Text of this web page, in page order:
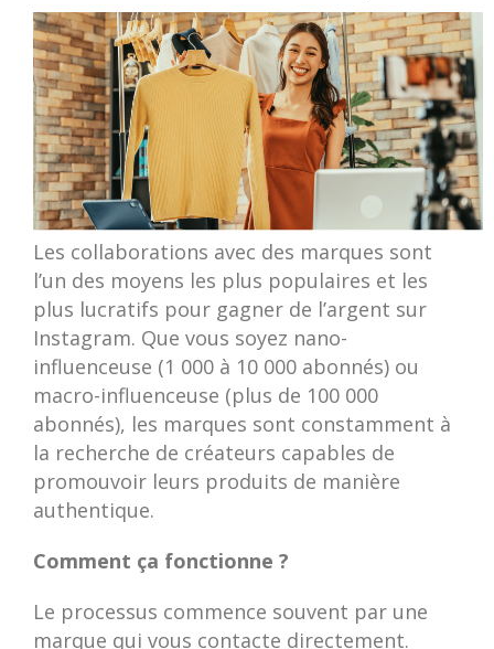
Les collaborations avec des marques sont
l’un des moyens les plus populaires et les
plus lucratifs pour gagner de l’argent sur
Instagram. Que vous soyez nano-
influenceuse (1 000 à 10 000 abonnés) ou
macro-influenceuse (plus de 100 000
abonnés), les marques sont constamment à
la recherche de créateurs capables de
promouvoir leurs produits de manière
authentique.
Comment ça fonctionne ?
Le processus commence souvent par une
marque qui vous contacte directement.